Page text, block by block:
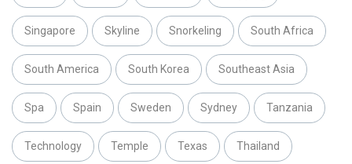
Singapore Skyline Snorkeling South Africa
South America South Korea Southeast Asia
Spa Spain Sweden Sydney Tanzania
Technology Temple Texas Thailand